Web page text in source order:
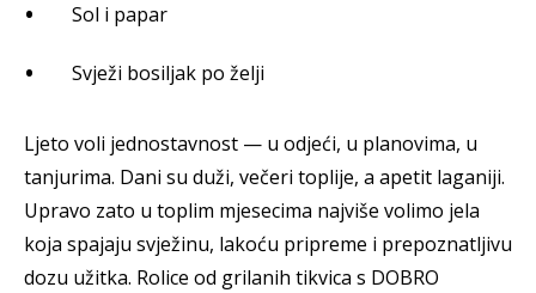
Sol i papar
Svježi bosiljak po želji
Ljeto voli jednostavnost — u odjeći, u planovima, u
tanjurima. Dani su duži, večeri toplije, a apetit laganiji.
Upravo zato u toplim mjesecima najviše volimo jela
koja spajaju svježinu, lakoću pripreme i prepoznatljivu
dozu užitka. Rolice od grilanih tikvica s DOBRO